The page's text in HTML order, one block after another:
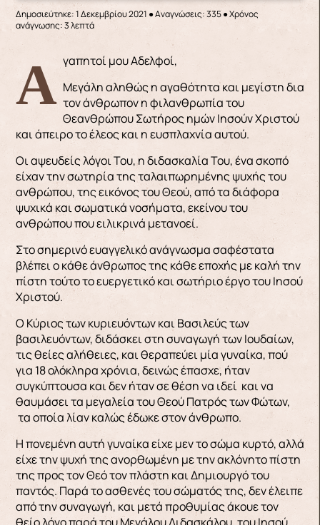
Δημοσιεύτηκε: 1 Δεκεμβρίου 2021 ●Αναγνώσεις: 335● Χρόνος
ανάγνωσης: 3 λεπτά
Αγαπητοί μου Αδελφοί,
Μεγάλη αληθώς η αγαθότητα και μεγίστη δια
τον άνθρωπον η φιλανθρωπία του
Θεανθρώπου Σωτήρος ημών Ιησούν Χριστού
και άπειρο το έλεος και η ευσπλαχνία αυτού.
Οι αψευδείς λόγοι Του, η διδασκαλία Του, ένα σκοπό
είχαν την σωτηρία της ταλαιπωρημένης ψυχής του
ανθρώπου, της εικόνος του Θεού, από τα διάφορα
ψυχικά και σωματικά νοσήματα, εκείνου του
ανθρώπου που ειλικρινά μετανοεί.
Στο σημερινό ευαγγελικό ανάγνωσμα σαφέστατα
βλέπει ο κάθε άνθρωπος της κάθε εποχής με καλή την
πίστη τούτο το ευεργετικό και σωτήριο έργο του Ιησού
Χριστού.
Ο Κύριος των κυριευόντων και Βασιλεύς των
βασιλευόντων, διδάσκει στη συναγωγή των Ιουδαίων,
τις θείες αλήθειες, και θεραπεύει μία γυναίκα, πού
για 18 ολόκληρα χρόνια, δεινώς έπασχε, ήταν
συγκύπτουσα και δεν ήταν σε θέση να ιδεί και να
θαυμάσει τα μεγαλεία του Θεού Πατρός των Φώτων,
τα οποία λίαν καλώς έδωκε στον άνθρωπο.
Η πονεμένη αυτή γυναίκα είχε μεν το σώμα κυρτό, αλλά
είχε την ψυχή της ανορθωμένη με την ακλόνητο πίστη
της προς τον Θεό τον πλάστη και Δημιουργό του
παντός. Παρά το ασθενές του σώματός της, δεν έλειπε
από την συναγωγή, και μετά προθυμίας άκουε τον
θείο λόγο παρά του Μεγάλου Διδασκάλου, του Ιησού